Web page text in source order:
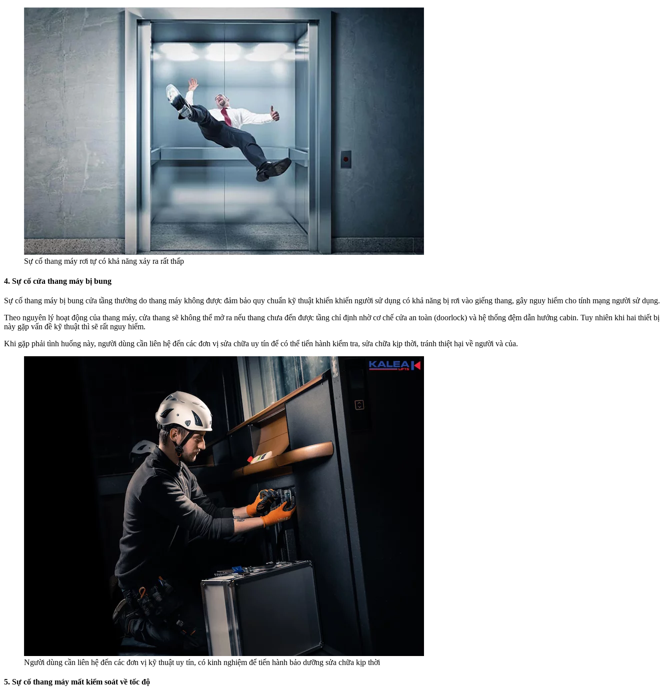
Sự cố thang máy rơi tự có khả năng xảy ra rất thấp
4. Sự cố cửa thang máy bị bung
Sự cố thang máy bị bung cửa tầng thường do thang máy không được đảm bảo quy chuẩn kỹ thuật khiến khiến người sử dụng có khả năng bị rơi vào giếng thang, gây nguy hiểm cho tính mạng người sử dụng.
Theo nguyên lý hoạt động của thang máy, cửa thang sẽ không thể mở ra nếu thang chưa đến được tầng chỉ định nhờ cơ chế cửa an toàn (doorlock) và hệ thống đệm dẫn hướng cabin. Tuy nhiên khi hai thiết bị
này gặp vấn đề kỹ thuật thì sẽ rất nguy hiểm.
Khi gặp phải tình huống này, người dùng cần liên hệ đến các đơn vị sửa chữa uy tín để có thể tiến hành kiểm tra, sửa chữa kịp thời, tránh thiệt hại về người và của.
Người dùng cần liên hệ đến các đơn vị kỹ thuật uy tín, có kinh nghiệm để tiến hành bảo dưỡng sửa chữa kịp thời
5. Sự cố thang máy mất kiểm soát về tốc độ